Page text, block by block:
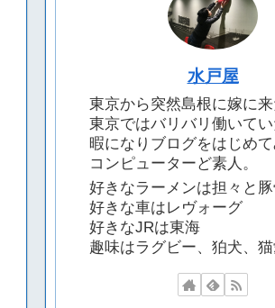
水戸屋
東京から突然島根に嫁に来
東京ではバリバリ働いてい
暇になりブログをはじめて
コンピューターど素人。
好きなラーメンは担々と
好きな車はレヴォーグ
好きなJRは東海
趣味はラグビー、狛犬、